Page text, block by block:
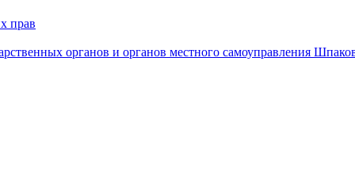
прав
органов и органов местного самоуправления